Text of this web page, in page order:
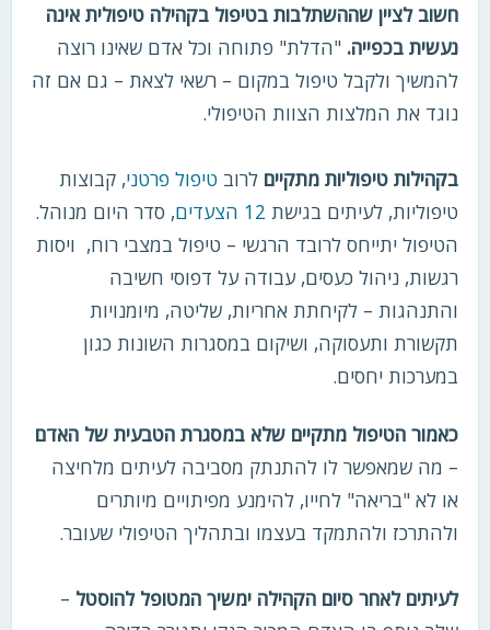
חשוב לציין שההשתלבות בטיפול בקהילה טיפולית אינה
נעשית בכפייה. "הדלת" פתוחה וכל אדם שאינו רוצה
להמשיך ולקבל טיפול במקום – רשאי לצאת – גם אם זה
נוגד את המלצות הצוות הטיפולי.
בקהילות טיפוליות מתקיים לרוב טיפול פרטני, קבוצות
טיפוליות, לעיתים בגישת 12 הצעדים
, סדר היום מנוהל.
הטיפול יתייחס לרובד הרגשי – טיפול במצבי רוח, ויסות
רגשות, ניהול כעסים, עבודה על דפוסי חשיבה
והתנהגות – לקיחתת אחריות, שליטה, מיומנויות
תקשורת ותעסוקה, ושיקום במסגרות השונות כגון
במערכות יחסים.
כאמור הטיפול מתקיים שלא במסגרת הטבעית של האדם
– מה שמאפשר לו להתנתק מסביבה לעיתים מלחיצה
או לא "בריאה" לחייו, להימנע מפיתויים מיותרים
ולהתרכז ולהתמקד בעצמו ובתהליך הטיפולי שעובר.
לעיתים לאחר סיום הקהילה ימשיך המטופל להוסטל –